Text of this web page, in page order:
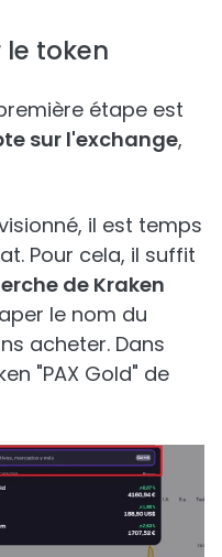
le token
étape est
sur l'exchange,
il est temps
Pour cela, il suffit
de Kraken
le nom du
acheter. Dans
"PAX Gold" de